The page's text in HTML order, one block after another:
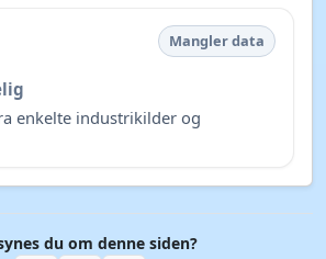
Mangler data
enkelte industrikilder og
du om denne siden?